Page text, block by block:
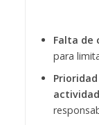
Falta de
para